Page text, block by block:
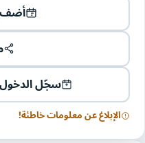
أضف
سجّل الدخول
الإبلاغ عن معلومات خاطئة!